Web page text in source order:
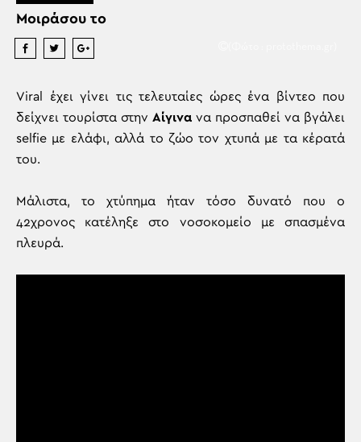
Μοιράσου το
Viral έχει γίνει τις τελευταίες ώρες ένα βίντεο που
δείχνει τουρίστα στην Αίγινα να προσπαθεί να βγάλει
selfie με ελάφι, αλλά το ζώο τον χτυπά με τα κέρατά
του.
Μάλιστα, το χτύπημα ήταν τόσο δυνατό που ο
42χρονος κατέληξε στο νοσοκομείο με σπασμένα
πλευρά.